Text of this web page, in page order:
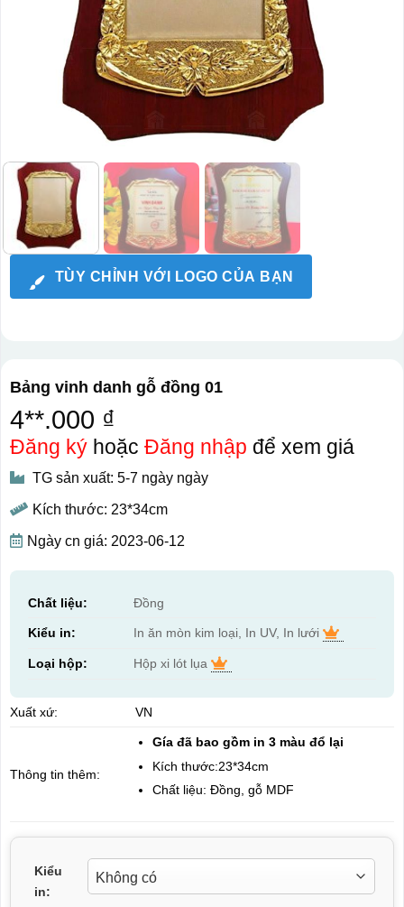
TÙY CHỈNH VỚI LOGO CỦA BẠN
Bảng vinh danh gỗ đồng 01
4**.000 ₫
Đăng kýhoặc Đăng nhập để xem giá
TG sản xuất: 5-7 ngày ngày
Kích thước: 23*34cm
Ngày cn giá: 2023-06-12
Chất liệu: Đồng
Kiểu in: In ăn mòn kim loại, In UV, In lưới
Loại hộp: Hộp xi lót lụa
Xuất xứ: VN
Thông tin thêm:
Gía đã bao gồm in 3 màu đổ lại
Kích thước:23*34cm
Chất liệu: Đồng, gỗ MDF
Kiểu
in: